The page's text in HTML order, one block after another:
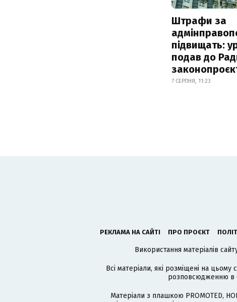
Штрафи за
підвищать:
подав до
7 СЕРПНЯ, 11:23
РЕКЛАМА НА САЙТІ ПРО ПРОЄКТ
Використання матеріалів
Всі матеріали, які розміщені на цьому
розповсюдженню в
Матеріали з плашкою PROMOTED,